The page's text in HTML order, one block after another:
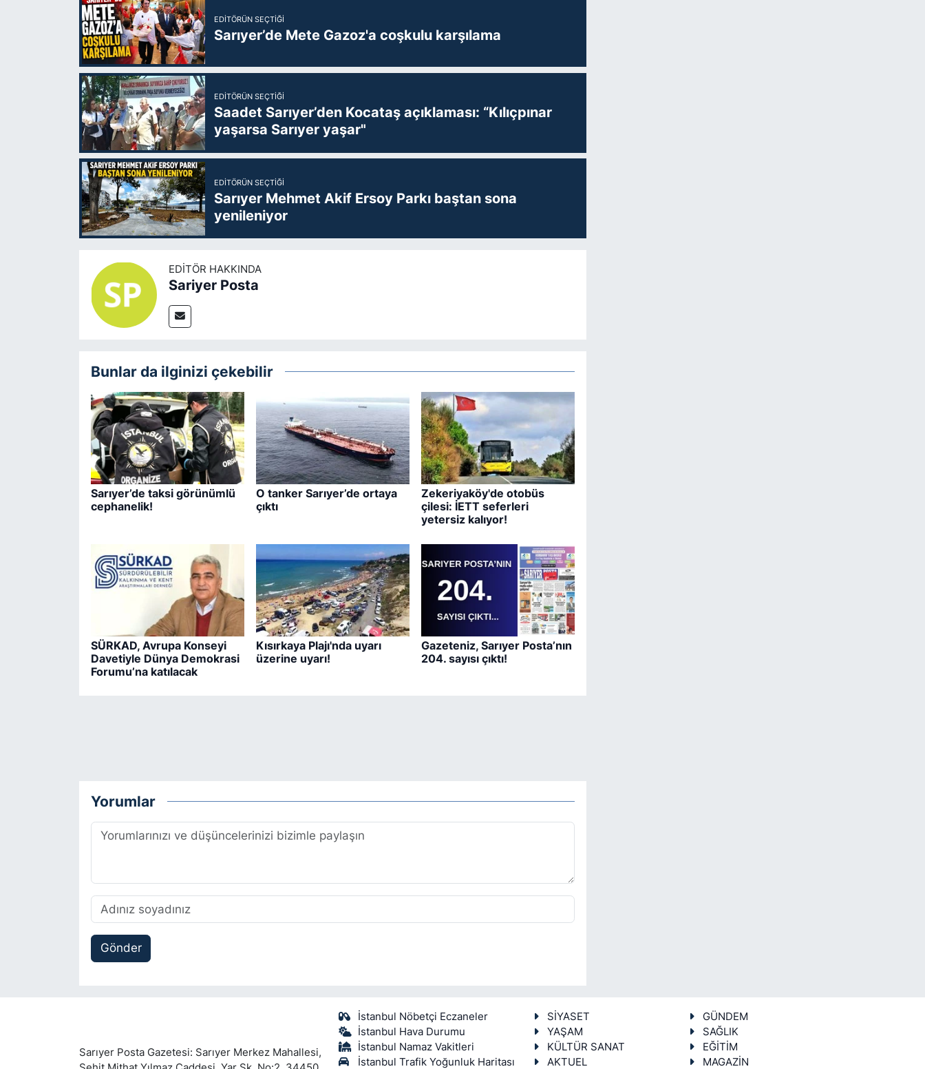
EDITÖRÜN SEÇTIĞI
Sarıyer’de Mete Gazoz'a coşkulu karşılama
EDITÖRÜN SEÇTIĞI
Saadet Sarıyer’den Kocataş açıklaması: “Kılıçpınar
yaşarsa Sarıyer yaşar"
EDITÖRÜN SEÇTIĞI
Sarıyer Mehmet Akif Ersoy Parkı baştan sona
yenileniyor
EDITÖR HAKKINDA
Sariyer Posta
Bunlar da ilginizi çekebilir
Sarıyer’de taksi görünümlü
cephanelik!
O tanker Sarıyer’de ortaya
çıktı
Zekeriyaköy'de otobüs
çilesi: İETT seferleri
yetersiz kalıyor!
SÜRKAD, Avrupa Konseyi
Davetiyle Dünya Demokrasi
Forumu’na katılacak
Kısırkaya Plajı'nda uyarı
üzerine uyarı!
Gazeteniz, Sarıyer Posta’nın
204. sayısı çıktı!
Yorumlar
Gönder
Sarıyer Posta Gazetesi: Sarıyer Merkez Mahallesi,
İstanbul Nöbetçi Eczaneler
İstanbul Hava Durumu
İstanbul Namaz Vakitleri
İstanbul Trafik Yoğunluk Haritası
SİYASET
GÜNDEM
YAŞAM
SAĞLIK
KÜLTÜR SANAT
EĞİTİM
AKTUEL
MAGAZİN